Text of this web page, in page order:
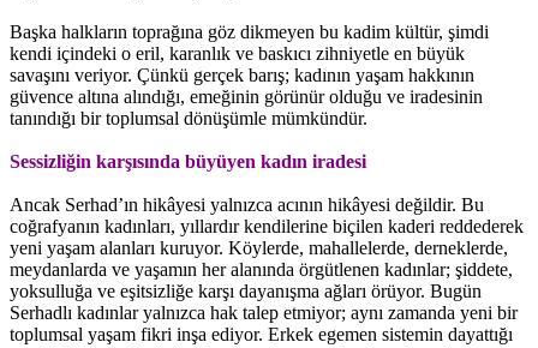
Başka halkların toprağına göz dikmeyen bu kadim kültür, şimdi
kendi içindeki o eril, karanlık ve baskıcı zihniyetle en büyük
savaşını veriyor. Çünkü gerçek barış; kadının yaşam hakkının
güvence altına alındığı, emeğinin görünür olduğu ve iradesinin
tanındığı bir toplumsal dönüşümle mümkündür.
Sessizliğin karşısında büyüyen kadın iradesi
Ancak Serhad’ın hikâyesi yalnızca acının hikâyesi değildir. Bu
coğrafyanın kadınları, yıllardır kendilerine biçilen kaderi reddederek
yeni yaşam alanları kuruyor. Köylerde, mahallelerde, derneklerde,
meydanlarda ve yaşamın her alanında örgütlenen kadınlar; şiddete,
yoksulluğa ve eşitsizliğe karşı dayanışma ağları örüyor. Bugün
Serhadlı kadınlar yalnızca hak talep etmiyor; aynı zamanda yeni bir
toplumsal yaşam fikri inşa ediyor. Erkek egemen sistemin dayattığı